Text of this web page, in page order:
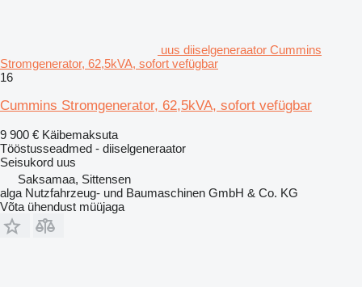
uus diiselgeneraator Cummins
Stromgenerator, 62,5kVA, sofort vefügbar
16
Cummins Stromgenerator, 62,5kVA, sofort vefügbar
9 900 € Käibemaksuta
Tööstusseadmed - diiselgeneraator
Seisukord uus
Saksamaa, Sittensen
alga Nutzfahrzeug- und Baumaschinen GmbH & Co. KG
Võta ühendust müüjaga